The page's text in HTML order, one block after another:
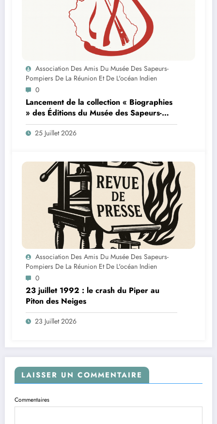
Association Des Amis Du Musée Des Sapeurs-
Pompiers De La Réunion Et De L'océan Indien
0
Lancement de la collection « Biographies
» des Éditions du Musée des Sapeurs-
Pompiers de La Réunion et de l’Océan
Indien
25 Juillet 2026
Association Des Amis Du Musée Des Sapeurs-
Pompiers De La Réunion Et De L'océan Indien
0
23 juillet 1992 : le crash du Piper au
Piton des Neiges
23 Juillet 2026
LAISSER UN COMMENTAIRE
Commentaires